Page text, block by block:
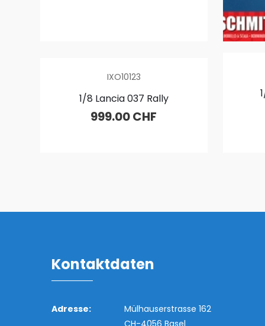
IXO10123
1/8 Lancia 037 Rally
999.00 CHF
Kontaktdaten
Adresse:
Mülhauserstrasse 162
CH-4056 Basel